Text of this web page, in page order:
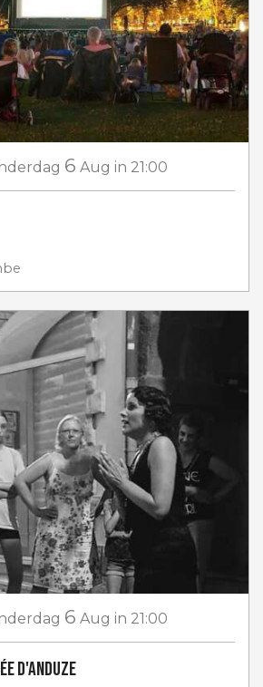
6 Aug in 21:00
6 Aug in 21:00
d'Anduze